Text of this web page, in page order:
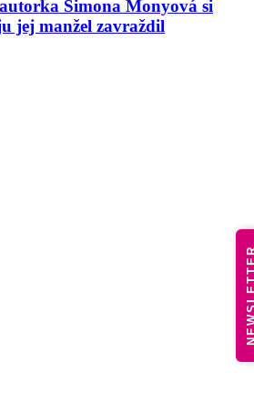
Simona Monyová si
jej manžel zavraždil